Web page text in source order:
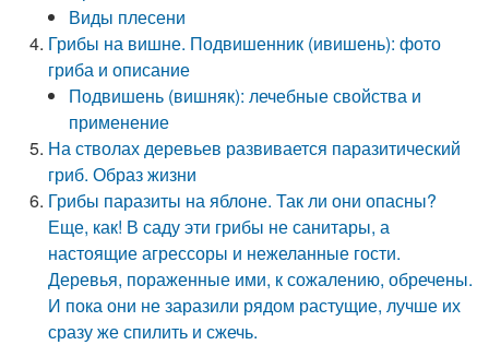
Виды плесени
Грибы на вишне. Подвишенник (ивишень): фото
гриба и описание
Подвишень (вишняк): лечебные свойства и
применение
На стволах деревьев развивается паразитический
гриб. Образ жизни
Грибы паразиты на яблоне. Так ли они опасны?
Еще, как! В саду эти грибы не санитары, а
настоящие агрессоры и нежеланные гости.
Деревья, пораженные ими, к сожалению, обречены.
И пока они не заразили рядом растущие, лучше их
сразу же спилить и сжечь.